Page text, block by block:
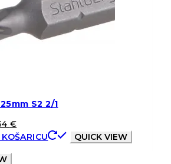
S2 2/1
€
QUICK VIEW